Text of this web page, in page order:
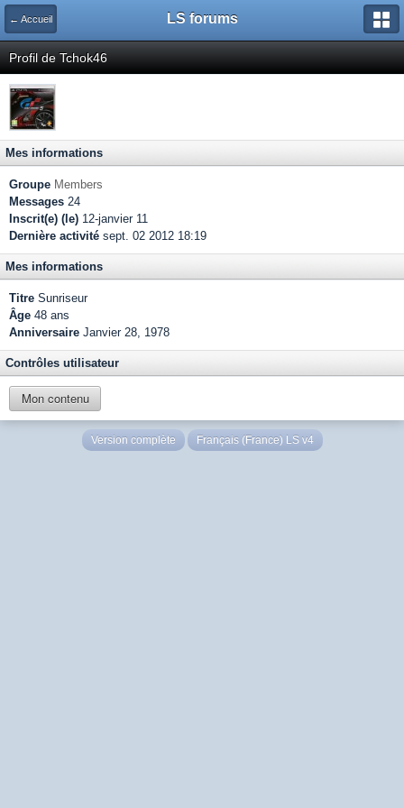
← Accueil LS forums
Profil de Tchok46
Mes informations
Groupe Members
Messages 24
Inscrit(e) (le) 12-janvier 11
Dernière activité sept. 02 2012 18:19
Mes informations
Titre Sunriseur
Âge 48 ans
Anniversaire Janvier 28, 1978
Contrôles utilisateur
Mon contenu
Version complète Français (France) LS v4